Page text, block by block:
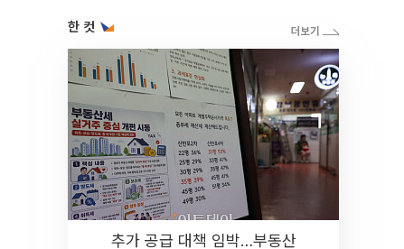
한 컷
추가 공급 대책 임박…부동산